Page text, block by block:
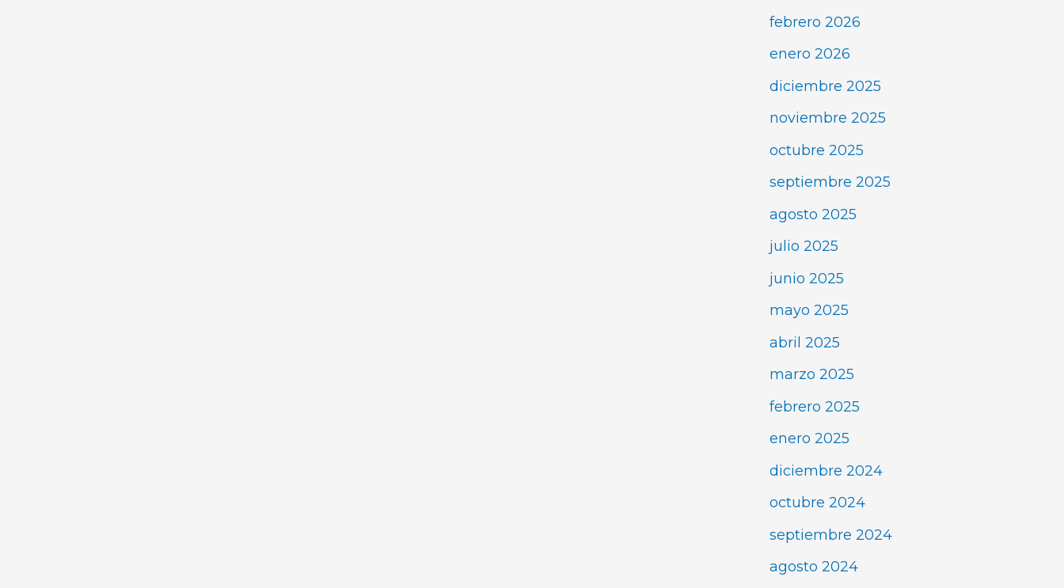
febrero 2026
enero 2026
diciembre 2025
noviembre 2025
octubre 2025
septiembre 2025
agosto 2025
julio 2025
junio 2025
mayo 2025
abril 2025
marzo 2025
febrero 2025
enero 2025
diciembre 2024
octubre 2024
septiembre 2024
agosto 2024